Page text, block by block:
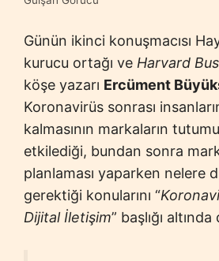
Günün ikinci konuşmacısı
kurucu ortağı ve Harvard
köşe yazarı Ercüment
Koronavirüs sonrası
kalmasının markaların
etkilediği, bundan sonra
planlaması yaparken nelere
gerektiği konularını “
Dijital İletişim” başlığı